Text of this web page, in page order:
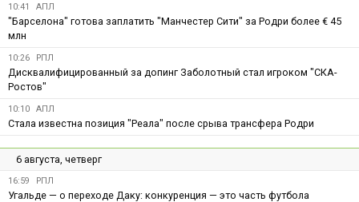
10:41 АПЛ
"Барселона" готова заплатить "Манчестер Сити" за Родри более € 45
млн
10:26 РПЛ
Дисквалифицированный за допинг Заболотный стал игроком "СКА-
Ростов"
10:10 АПЛ
Стала известна позиция "Реала" после срыва трансфера Родри
6 августа, четверг
16:59 РПЛ
Угальде — о переходе Даку: конкуренция — это часть футбола